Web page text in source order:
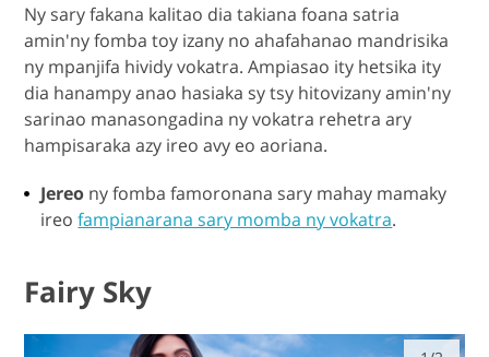
Ny sary fakana kalitao dia takiana foana satria
amin'ny fomba toy izany no ahafahanao mandrisika
ny mpanjifa hividy vokatra. Ampiasao ity hetsika ity
dia hanampy anao hasiaka sy tsy hitovizany amin'ny
sarinao manasongadina ny vokatra rehetra ary
hampisaraka azy ireo avy eo aoriana.
Jereo ny fomba famoronana sary mahay mamaky
ireofampianarana sary momba ny vokatra.
Fairy Sky